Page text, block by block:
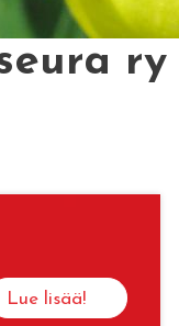
ry
Lue lisää!